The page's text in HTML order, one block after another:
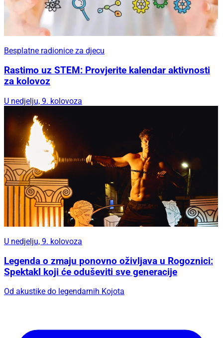
Besplatne radionice za djecu
Rastimo uz STEM: Provjerite kalendar aktivnosti
za kolovoz
U nedjelju, 9. kolovoza
U nedjelju, 9. kolovoza
Legenda o zmaju ponovno oživljava u Rogoznici:
Spektakl koji će oduševiti sve generacije
Od akustike do legendarnih Kojota